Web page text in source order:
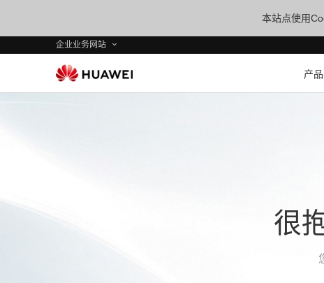
本站点使用
企业业务网站
产
很